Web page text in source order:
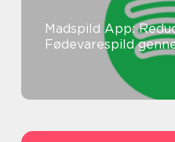
Madspild App:
Fødevarespild